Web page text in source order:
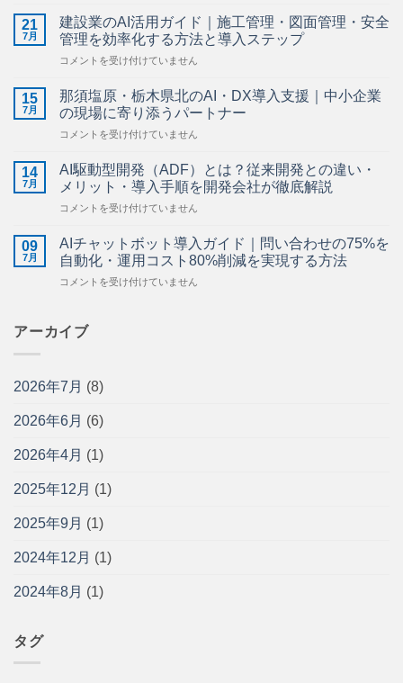
休
暇
の
お
ら
せ】
21
7月
建設業のAI活用ガイド｜施工管理・図面管理・安全
管理を効率化する方法と導入ステップ
建
業
の
AI
活
ガ
｜
工
管
図
理・
管
効
化
る
法
入
テ
コメントを受け付けていません
15
7月
那須塩原・栃木県北のAI・DX導入支援｜中小企業
の現場に寄り添うパートナー
那
塩
原・
栃
木
北
の
AI・
DX
支
小
業
現
に
り
添
パ
ト
コメントを受け付けていません
14
7月
AI駆動型開発（ADF）とは？従来開発との違い・
メリット・導入手順を開発会社が徹底解説
AI
動
型
開
発
は？
発
の
い・
リ
ッ
導
手
を
コメントを受け付けていません
09
7月
AIチャットボット導入ガイド｜問い合わせの75%を
自動化・運用コスト80%削減を実現する方法
AI
ッ
ト
ト
入
イ
問
合
せ
75%
コメントを受け付けていません
アーカイブ
2026年7月 (8)
2026年6月 (6)
2026年4月 (1)
2025年12月 (1)
2025年9月 (1)
2024年12月 (1)
2024年8月 (1)
タグ